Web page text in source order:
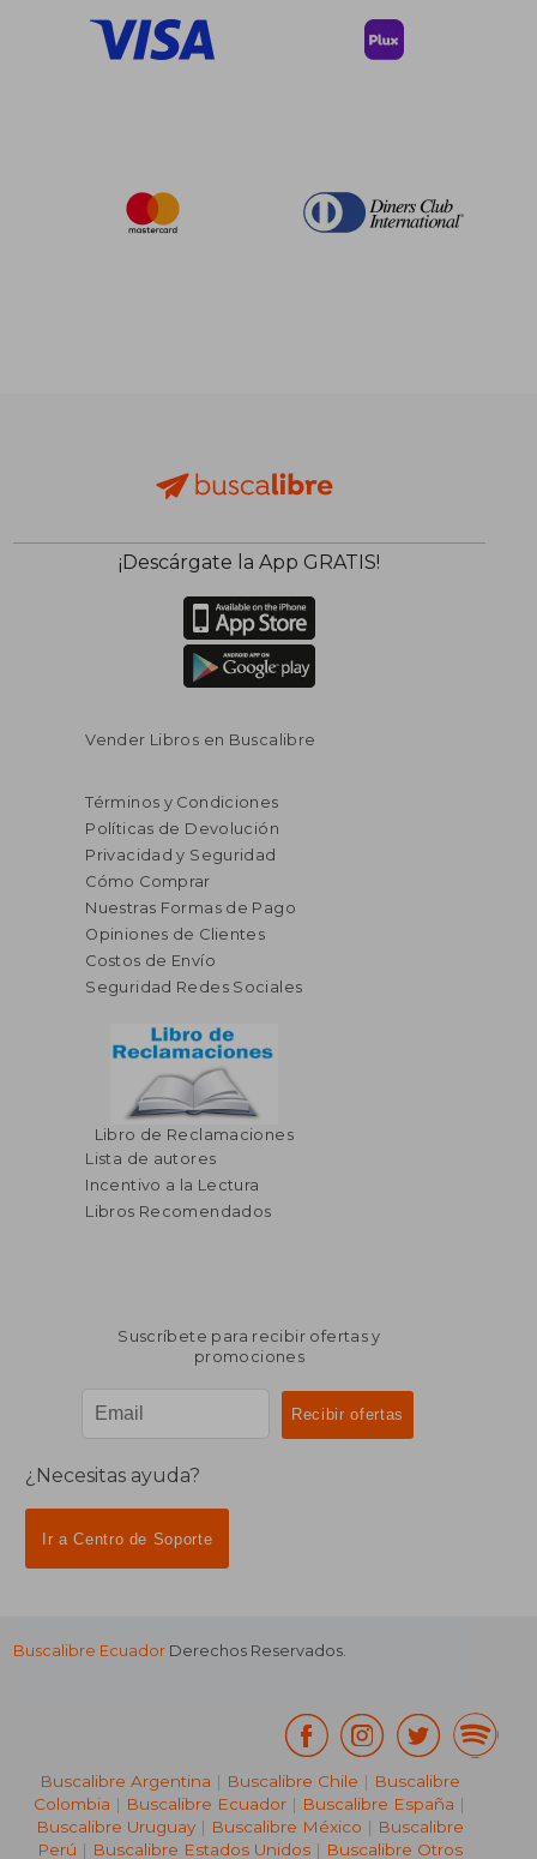
¡Descárgate la App GRATIS!
Vender Libros en Buscalibre
Términos y Condiciones
Políticas de Devolución
Privacidad y Seguridad
Cómo Comprar
Nuestras Formas de Pago
Opiniones de Clientes
Costos de Envío
Seguridad Redes Sociales
Libro de Reclamaciones
Lista de autores
Incentivo a la Lectura
Libros Recomendados
Suscríbete para recibir ofertas y
promociones
¿Necesitas ayuda?
Ir a Centro de Soporte
Buscalibre Ecuador Derechos Reservados.
Buscalibre Argentina | Buscalibre Chile | Buscalibre
Colombia | Buscalibre Ecuador | Buscalibre España |
Buscalibre Uruguay| Buscalibre México | Buscalibre
Perú | Buscalibre Estados Unidos| Buscalibre Otros